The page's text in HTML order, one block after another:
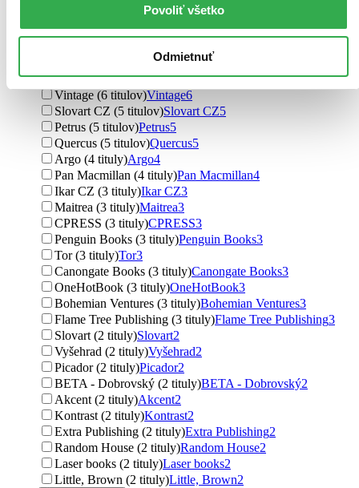
Povoliť všetko
Odmietnuť
HarperCollins (11 titulov) HarperCollins
Bloomsbury (9 titulov)Bloomsbury9
Tatran7
Thames & Hudson (6 titulov)Thames & Hudson6
Vintage (6 titulov)Vintage6
Slovart CZ (5 titulov)Slovart CZ5
Petrus (5 titulov)Petrus5
Quercus (5 titulov)Quercus5
Argo (4 tituly)Argo4
Pan Macmillan (4 tituly)Pan Macmillan4
Ikar CZ (3 tituly)Ikar CZ3
Maitrea (3 tituly)Maitrea3
CPRESS (3 tituly)CPRESS3
Penguin Books (3 tituly)Penguin Books3
Tor (3 tituly)Tor3
Canongate Books (3 tituly)Canongate Books3
OneHotBook (3 tituly)OneHotBook3
Bohemian Ventures (3 tituly)Bohemian Ventures3
Flame Tree Publishing (3 tituly)Flame Tree Publishing3
Slovart (2 tituly)Slovart2
Vyšehrad (2 tituly)Vyšehrad2
Picador (2 tituly)Picador2
BETA - Dobrovský (2 tituly)BETA - Dobrovský2
Akcent (2 tituly)Akcent2
Kontrast (2 tituly)Kontrast2
Extra Publishing (2 tituly)Extra Publishing2
Random House (2 tituly)Random House2
Laser books (2 tituly)Laser books2
Little, Brown (2 tituly)Little, Brown2